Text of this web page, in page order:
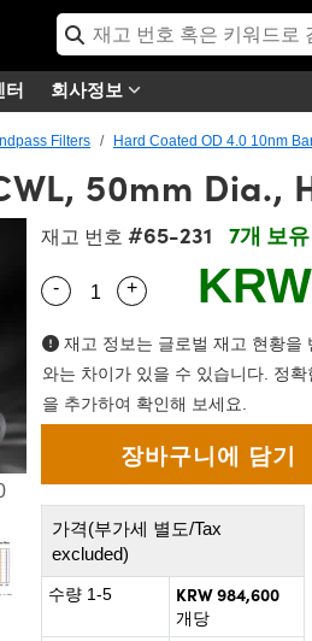
터 회사정보
Filters Hard Coated OD 4.0 10nm
50mm Dia.,
재고 번호 #65-231 7개 보유
Quantity Selector
- Use the plus and
+
재고 정보는 글로벌 재고 현황을
와는 차이가 있을 수 있습니다. 정
을 추가하여 확인해 보세요.
가격(부가세 별도/Tax
excluded)
수량 1-5 KRW 984,600
개당